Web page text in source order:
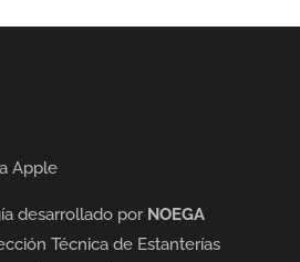
desarrollado por NOEGA
Técnica de Estanterías